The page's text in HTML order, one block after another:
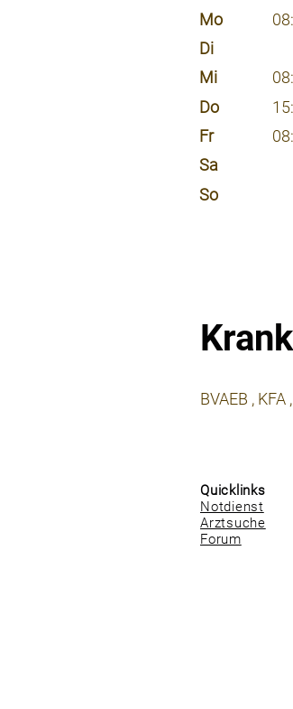
Mo
Di
Mi
Do
Fr
Sa
So
BVAEB , KFA
Quicklinks
Notdienst
Arztsuche
Forum